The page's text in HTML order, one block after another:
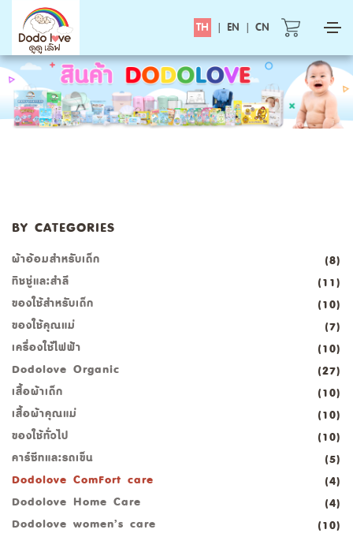
TH | EN | CN
BY CATEGORIES
ผ้าอ้อมสำหรับเด็ก
(8)
ทิชชู่และสำลี
(11)
ของใช้สำหรับเด็ก
(10)
ของใช้คุณแม่
(7)
เครื่องใช้ไฟฟ้า
(10)
Dodolove Organic
(27)
เสื้อผ้าเด็ก
(10)
เสื้อผ้าคุณแม่
(10)
ของใช้ทั่วไป
(10)
คาร์ซีทและรถเข็น
(5)
Dodolove ComFort care
(4)
Dodolove Home Care
(4)
Dodolove women’s care
(10)